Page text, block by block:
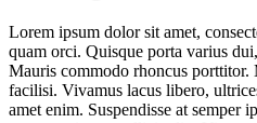
Lorem ipsum dolor sit amet,
quam orci. Quisque porta varius
Mauris commodo rhoncus porttitor.
facilisi. Vivamus lacus libero,
amet enim. Suspendisse at semper